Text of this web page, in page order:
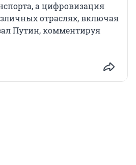
а цифровизация
отраслях, включая
Путин, комментируя